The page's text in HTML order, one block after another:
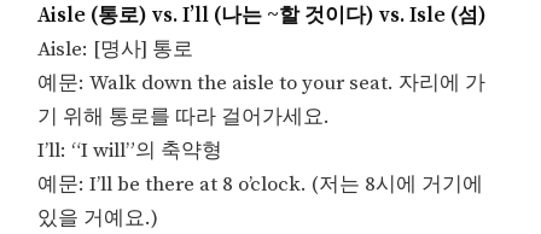
Aisle (통로) vs. I’ll (나는 ~할 것이다) vs. Isle (섬)
Aisle: [명사] 통로
예문: Walk down the aisle to your seat. 자리에 가
기 위해 통로를 따라 걸어가세요.
I’ll: “I will”의 축약형
예문: I’ll be there at 8 o’clock. (저는 8시에 거기에
있을 거예요.)